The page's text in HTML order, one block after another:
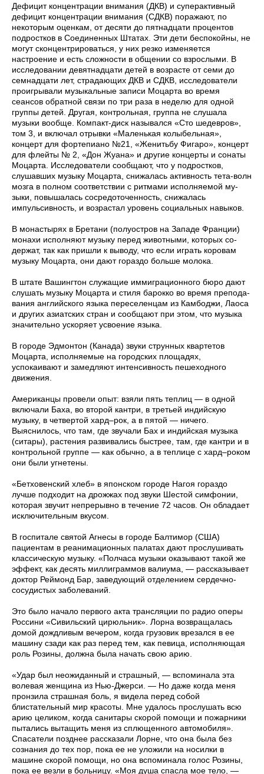
Дефицит концентрации внимания (ДКВ) и суперактивный
дефицит концентрации внимания (СДКВ) поражают, по
некоторым оценкам, от десяти до пятнадцати процентов
подростков в Соеди­ненных Штатах. Эти дети беспокойны, не
могут сконцентрироваться, у них резко изменяется
настроение и есть сложности в общении со взрослыми. В
исследовании девятнадцати детей в возрасте от семи до
семнадцати лет, страдающих ДКВ и СДКВ, исследователи
про­игрывали музыкальные записи Моцарта во время
сеансов обратной связи по три раза в неделю для одной
группы детей. Другая, конт­рольная, группа не слушала
музыки вообще. Компакт-диск назывался «Сто шедевров»,
том 3, и включал отрывки «Маленькая колыбельная»,
концерт для фортепиано №21, «Женитьбу Фигаро», концерт
для флейты № 2, «Дон Жуана» и другие концерты и сонаты
Моцарта. Исследователи сообщают, что у подростков,
слушавших музыку Моцарта, снижалась активность тета-волн
мозга в полном соответствии с ритмами исполняемой му­
зыки, повышалась сосредоточенность, снижалась
импульсивность, и возрастал уровень социальных навыков.
В монастырях в Бретани (полуостров на Западе Франции)
монахи исполняют музыку перед животными, которых со­
держат, так как пришли к выводу, что если играть коровам
музыку Моцарта, они дают гораздо больше молока.
В штате Вашингтон служащие иммиграционного бюро дают
слушать музыку Моцарта и стиля барокко во время препода­
вания английского языка переселенцам из Камбоджи, Лаоса
и других азиатских стран и сообщают при этом, что музыка
значительно ускоряет усвоение языка.
В городе Эдмонтон (Канада) звуки струнных квартетов
Моцарта, исполняемые на городских площадях,
успокаивают и замедляют интенсивность пешеходного
движения.
Американцы провели опыт: взяли пять теплиц — в одной
включали Баха, во второй кантри, в третьей индийскую
музыку, в четвертой хард–рок, а в пятой — ничего.
Выяснилось, что там, где звучали Бах и индийская музыка
(ситары), растения развивались быстрее, там, где кантри и в
контрольной группе — как обычно, а в теплице с хард–роком
они были угнетены.
«Бетховенский хлеб» в японском городе Нагоя гораздо
лучше подходит на дрожжах под звуки Шестой симфонии,
которая звучит непрерывно в течение 72 часов. Он обладает
исключительным вкусом.
В госпитале святой Агнесы в городе Балтимор (США)
пациентам в реанимационных палатах дают прослушивать
классическую музыку. «Полчаса музыки оказывают такой же
эффект, как десять миллиграммов валиума, — рассказывает
доктор Реймонд Бар, заведующий отделением сердечно-
сосудистых заболеваний.
Это было начало первого акта трансляции по радио оперы
Россини «Сивильский цирюльник». Лорна возвращалась
домой дождливым вечером, когда грузовик врезался в ее
машину сзади как раз перед тем, как певица, исполняющая
роль Розины, должна была начать свою арию.
«Удар был неожиданный и страшный, — вспоминала эта
волевая женщина из Нью-Джерси. — Но даже когда меня
пронзила страшная боль, я видела перед собой
блистательный мир красоты. Мне удалось прослушать всю
арию целиком, когда санитары скорой помощи и пожарники
пытались вытащить меня из сплющенного автомобиля».
Спасатели позднее рассказали Лорне, что она была без
сознания до тех пор, пока ее не уложили на носилки в
машине скорой помощи, но она вспоминала голос Розины,
пока ее везли в больницу. «Моя душа спасла мое тело, —